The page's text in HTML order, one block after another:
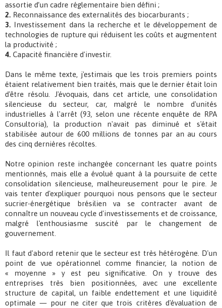
assortie d’un cadre réglementaire bien défini ;
2. Reconnaissance des externalités des biocarburants ;
3. Investissement dans la recherche et le développement de
technologies de rupture qui réduisent les coûts et augmentent
la productivité ;
4. Capacité financière d'investir.
Dans le même texte, j'estimais que les trois premiers points
étaient relativement bien traités, mais que le dernier était loin
d'être résolu. J'évoquais, dans cet article, une consolidation
silencieuse du secteur, car, malgré le nombre d'unités
industrielles à l'arrêt (93, selon une récente enquête de RPA
Consultoria), la production n'avait pas diminué et s'était
stabilisée autour de 600 millions de tonnes par an au cours
des cinq dernières récoltes.
Notre opinion reste inchangée concernant les quatre points
mentionnés, mais elle a évolué quant à la poursuite de cette
consolidation silencieuse, malheureusement pour le pire. Je
vais tenter d'expliquer pourquoi nous pensons que le secteur
sucrier-énergétique brésilien va se contracter avant de
connaître un nouveau cycle d'investissements et de croissance,
malgré l'enthousiasme suscité par le changement de
gouvernement.
Il faut d'abord retenir que le secteur est très hétérogène. D'un
point de vue opérationnel comme financier, la notion de
« moyenne » y est peu significative. On y trouve des
entreprises très bien positionnées, avec une excellente
structure de capital, un faible endettement et une liquidité
optimale — pour ne citer que trois critères d'évaluation de